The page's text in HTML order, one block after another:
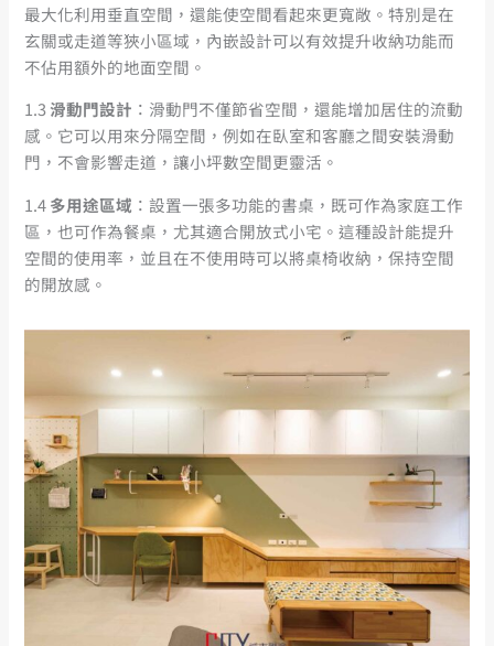
最大化利用垂直空間，還能使空間看起來更寬敞。特別是在
玄關或走道等狹小區域，內嵌設計可以有效提升收納功能而
不佔用額外的地面空間。
1.3滑動門設計 ：滑動門不僅節省空間，還能增加居住的流動
感。它可以用來分隔空間，例如在臥室和客廳之間安裝滑動
門，不會影響走道，讓小坪數空間更靈活。
1.4多用途區域 ：設置一張多功能的書桌，既可作為家庭工作
區，也可作為餐桌，尤其適合開放式小宅。這種設計能提升
空間的使用率，並且在不使用時可以將桌椅收納，保持空間
的開放感。